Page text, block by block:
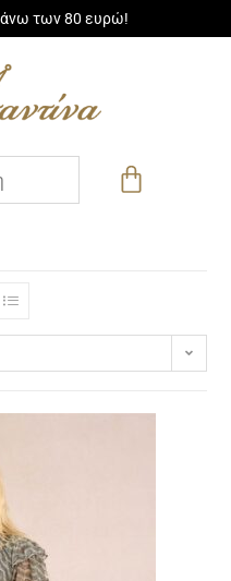
των 80 ευρώ!